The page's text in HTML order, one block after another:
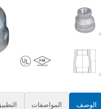
الوصف المواصفات